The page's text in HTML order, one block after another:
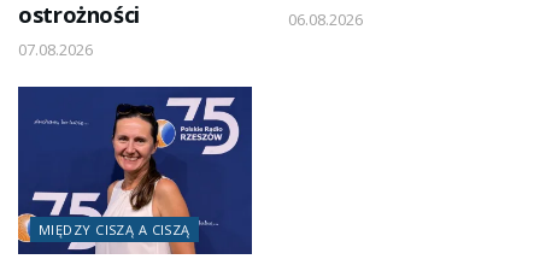
ostrożności
07.08.2026
06.08.2026
MIĘDZY CISZĄ A CISZĄ